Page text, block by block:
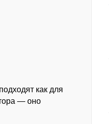
как для
— оно